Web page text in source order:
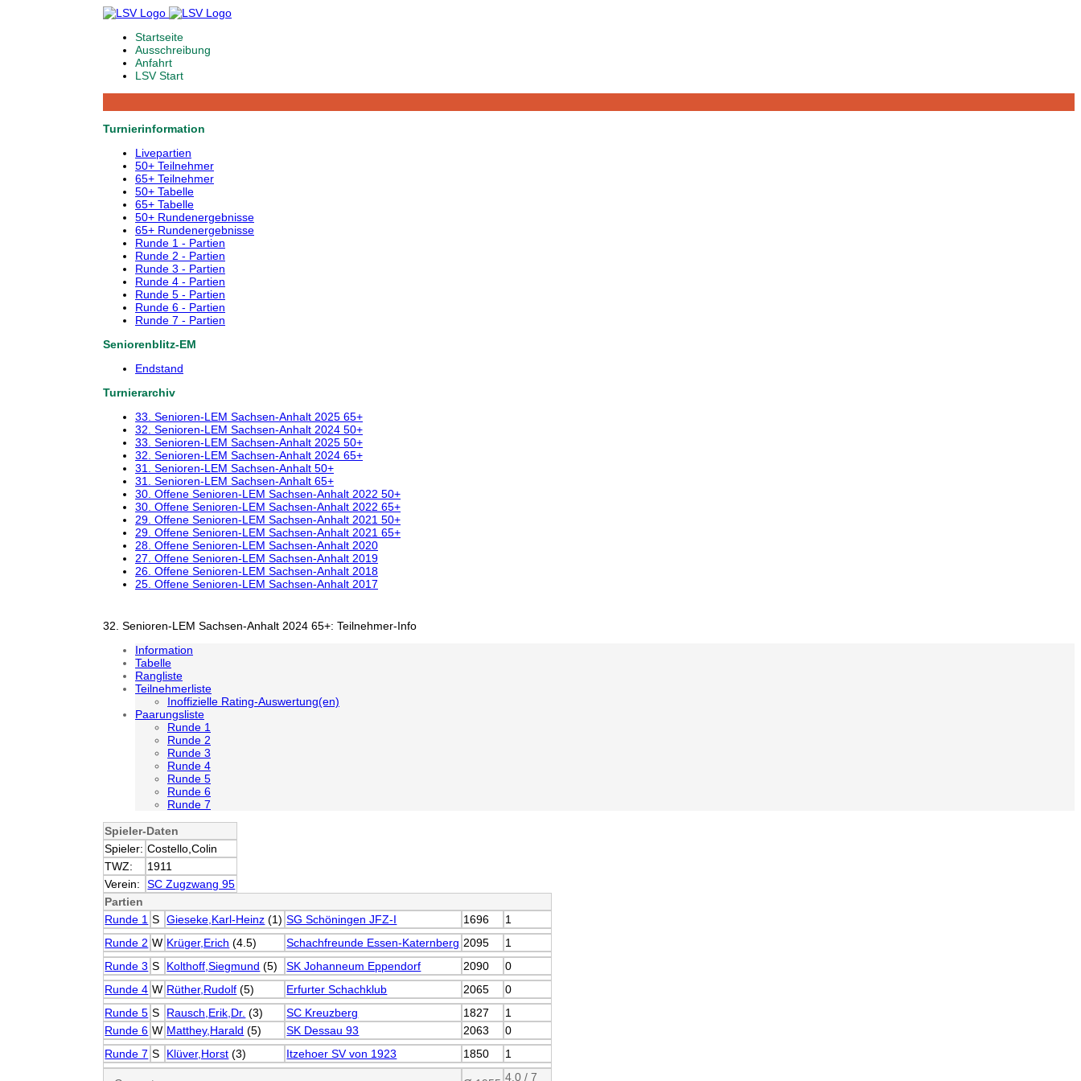
Startseite
Ausschreibung
Anfahrt
LSV Start
Turnierinformation
Livepartien
50+ Teilnehmer
65+ Teilnehmer
50+ Tabelle
65+ Tabelle
50+ Rundenergebnisse
65+ Rundenergebnisse
Runde 1 - Partien
Runde 2 - Partien
Runde 3 - Partien
Runde 4 - Partien
Runde 5 - Partien
Runde 6 - Partien
Runde 7 - Partien
Seniorenblitz-EM
Endstand
Turnierarchiv
33. Senioren-LEM Sachsen-Anhalt 2025 65+
32. Senioren-LEM Sachsen-Anhalt 2024 50+
33. Senioren-LEM Sachsen-Anhalt 2025 50+
32. Senioren-LEM Sachsen-Anhalt 2024 65+
31. Senioren-LEM Sachsen-Anhalt 50+
31. Senioren-LEM Sachsen-Anhalt 65+
30. Offene Senioren-LEM Sachsen-Anhalt 2022 50+
30. Offene Senioren-LEM Sachsen-Anhalt 2022 65+
29. Offene Senioren-LEM Sachsen-Anhalt 2021 50+
29. Offene Senioren-LEM Sachsen-Anhalt 2021 65+
28. Offene Senioren-LEM Sachsen-Anhalt 2020
27. Offene Senioren-LEM Sachsen-Anhalt 2019
26. Offene Senioren-LEM Sachsen-Anhalt 2018
25. Offene Senioren-LEM Sachsen-Anhalt 2017
32. Senioren-LEM Sachsen-Anhalt 2024 65+: Teilnehmer-Info
Information
Tabelle
Rangliste
Teilnehmerliste
Inoffizielle Rating-Auswertung(en)
Paarungsliste
Runde 1
Runde 2
Runde 3
Runde 4
Runde 5
Runde 6
Runde 7
Spieler-Daten
Spieler: Costello,Colin
TWZ:
1911
Verein:
SC Zugzwang 95
Partien
Runde 1 S Gieseke,Karl-Heinz (1) SG Schöningen JFZ-I 1696
1
Runde 2 W Krüger,Erich (4.5) Schachfreunde Essen-Katernberg 2095
1
Runde 3 S Kolthoff,Siegmund (5) SK Johanneum Eppendorf 2090
0
Runde 4 W Rüther,Rudolf (5) Erfurter Schachklub 2065
0
Runde 5 S Rausch,Erik,Dr. (3) SC Kreuzberg 1827
1
Runde 6 W Matthey,Harald (5) SK Dessau 93 2063
0
Runde 7 S Klüver,Horst (3) Itzehoer SV von 1923 1850 1
4.0 / 7